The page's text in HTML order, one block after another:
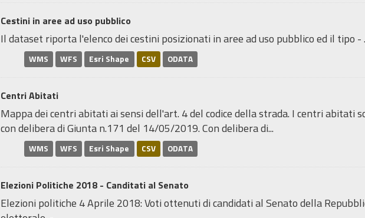
Cestini in aree ad uso pubblico
Il dataset riporta l'elenco dei cestini posizionati in aree ad uso pubblico ed il tipo - .
WMS WFS Esri Shape CSV ODATA
Centri Abitati
Mappa dei centri abitati ai sensi dell'art. 4 del codice della strada. I centri abitati
con delibera di Giunta n.171 del 14/05/2019. Con delibera di...
WMS WFS Esri Shape CSV ODATA
Elezioni Politiche 2018 - Canditati al Senato
Elezioni politiche 4 Aprile 2018: Voti ottenuti di candidati al Senato della